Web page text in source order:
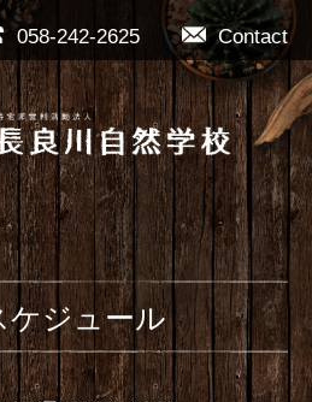
Contact
058-242-2625
ケジュール